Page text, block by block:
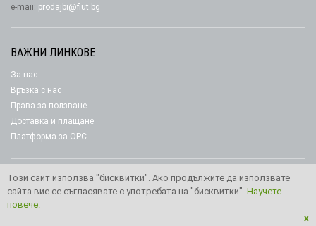
e-maii: prodajbi@fiut.bg
ВАЖНИ ЛИНКОВЕ
За нас
Връзка с нас
Права за ползване
Доставка и плащане
Платформа за ОРС
Този сайт използва "бисквитки". Ако продължите да използвате
сайта вие се съгласявате с употребата на "бисквитки". Научете
повече.
x